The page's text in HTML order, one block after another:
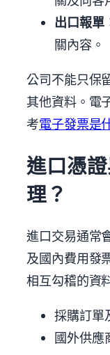
出口報單
關內容。
公司不能只保
其他資料。電
考電子發票是
進口憑
理？
進口交易通常
及國內費用發
相互勾稽的資
採購訂單
國外供應